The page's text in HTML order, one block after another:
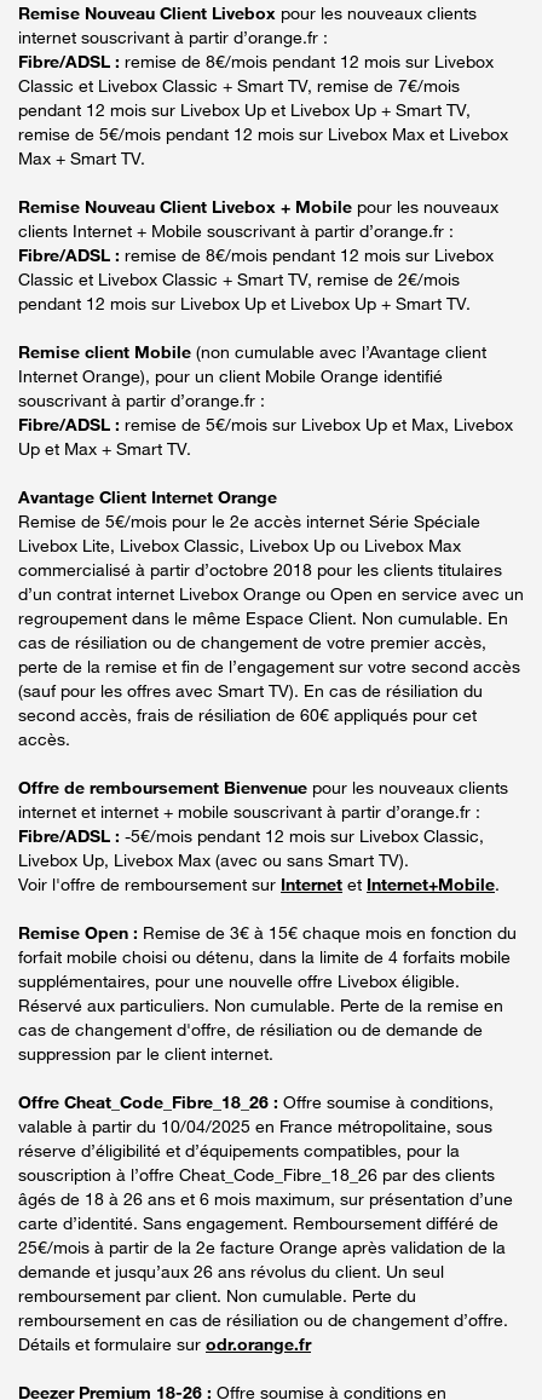
Remise Nouveau Client Livebox pour les nouveaux clients
internet souscrivant à partir d’orange.fr :
Fibre/ADSL : remise de 8€/mois pendant 12 mois sur Livebox
Classic et Livebox Classic + Smart TV, remise de 7€/mois
pendant 12 mois sur Livebox Up et Livebox Up + Smart TV,
remise de 5€/mois pendant 12 mois sur Livebox Max et Livebox
Max + Smart TV.
Remise Nouveau Client Livebox + Mobile pour les nouveaux
clients Internet + Mobile souscrivant à partir d’orange.fr :
Fibre/ADSL : remise de 8€/mois pendant 12 mois sur Livebox
Classic et Livebox Classic + Smart TV, remise de 2€/mois
pendant 12 mois sur Livebox Up et Livebox Up + Smart TV.
Remise client Mobile (non cumulable avec l’Avantage client
Internet Orange), pour un client Mobile Orange identifié
souscrivant à partir d’orange.fr :
Fibre/ADSL : remise de 5€/mois sur Livebox Up et Max, Livebox
Up et Max + Smart TV.
Avantage Client Internet Orange
Remise de 5€/mois pour le 2e accès internet Série Spéciale
Livebox Lite, Livebox Classic, Livebox Up ou Livebox Max
commercialisé à partir d’octobre 2018 pour les clients titulaires
d’un contrat internet Livebox Orange ou Open en service avec un
regroupement dans le même Espace Client. Non cumulable. En
cas de résiliation ou de changement de votre premier accès,
perte de la remise et fin de l’engagement sur votre second accès
(sauf pour les offres avec Smart TV). En cas de résiliation du
second accès, frais de résiliation de 60€ appliqués pour cet
accès.
Offre de remboursement Bienvenue pour les nouveaux clients
internet et internet + mobile souscrivant à partir d’orange.fr :
Fibre/ADSL : -5€/mois pendant 12 mois sur Livebox Classic,
Livebox Up, Livebox Max (avec ou sans Smart TV).
Voir l'offre de remboursement sur Internet et Internet+Mobile.
Remise Open : Remise de 3€ à 15€ chaque mois en fonction du
forfait mobile choisi ou détenu, dans la limite de 4 forfaits mobile
supplémentaires, pour une nouvelle offre Livebox éligible.
Réservé aux particuliers. Non cumulable. Perte de la remise en
cas de changement d'offre, de résiliation ou de demande de
suppression par le client internet.
Offre Cheat_Code_Fibre_18_26 : Offre soumise à conditions,
valable à partir du 10/04/2025 en France métropolitaine, sous
réserve d’éligibilité et d’équipements compatibles, pour la
souscription à l’offre Cheat_Code_Fibre_18_26 par des clients
âgés de 18 à 26 ans et 6 mois maximum, sur présentation d’une
carte d’identité. Sans engagement. Remboursement différé de
25€/mois à partir de la 2e facture Orange après validation de la
demande et jusqu’aux 26 ans révolus du client. Un seul
remboursement par client. Non cumulable. Perte du
remboursement en cas de résiliation ou de changement d’offre.
Détails et formulaire sur odr.orange.fr
Deezer Premium 18-26 : Offre soumise à conditions en